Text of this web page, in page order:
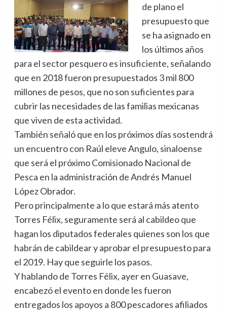
de plano el
presupuesto que
se ha asignado en
los últimos años
para el sector pesquero es insuficiente, señalando
que en 2018 fueron presupuestados 3 mil 800
millones de pesos, que no son suficientes para
cubrir las necesidades de las familias mexicanas
que viven de esta actividad.
También señaló que en los próximos días sostendrá
un encuentro con Raúl eleve Angulo, sinaloense
que será el próximo Comisionado Nacional de
Pesca en la administración de Andrés Manuel
López Obrador.
Pero principalmente a lo que estará más atento
Torres Félix, seguramente será al cabildeo que
hagan los diputados federales quienes son los que
habrán de cabildear y aprobar el presupuesto para
el 2019. Hay que seguirle los pasos.
Y hablando de Torres Félix, ayer en Guasave,
encabezó el evento en donde les fueron
entregados los apoyos a 800 pescadores afiliados